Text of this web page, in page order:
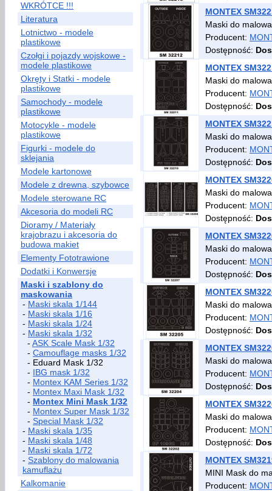
WKRÓTCE !!!
Literatura
Lotnictwo - modele
plastikowe
Czołgi i pojazdy wojskowe -
modele plastikowe
Okręty i Statki - modele
plastikowe
Samochody - modele
plastikowe
Motocykle - modele
plastikowe
Figurki - modele do
sklejania
Modele kartonowe
Modele z drewna, szybowce
Modele sterowane RC
Akcesoria do modeli RC
Dioramy / Materiały
krajobrazu i akcesoria do
budowa makiet
Elementy Fototrawione
Dodatki i Konwersje
Maski i szablony do
maskowania
- Maski skala 1/144
- Maski skala 1/16
- Maski skala 1/24
- Maski skala 1/32
- ASK Scale Mask 1/32
- Camouflage masks 1/32
- Eduard Mask 1/32
- IBG mask 1/32
- Montex KAM Series 1/32
- Montex Maxi Mask 1/32
- Montex Mini Mask 1/32
- Montex Super Mask 1/32
- Special Mask 1/32
- Maski skala 1/35
- Maski skala 1/48
- Maski skala 1/72
- Szablony do malowania
kamuflażu
Kalkomanie
MONTEX
Maski do
Producent:
Dostępność:
MONTEX
Maski do
Producent:
Dostępność:
MONTEX
Maski do
Producent:
Dostępność:
MONTEX
Maski do
Producent:
Dostępność:
MONTEX
Maski do
Producent:
Dostępność:
MONTEX
Maski do
Producent:
Dostępność:
MONTEX
Maski do
Producent:
Dostępność:
MONTEX
Maski do
Producent:
Dostępność:
MONTEX
MINI Mask do
Producent: